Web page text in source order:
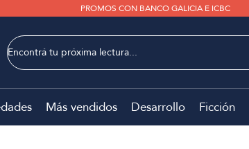
PROMOS CON BANCO GALICIA E ICBC
Más vendidos Desarrollo Ficción